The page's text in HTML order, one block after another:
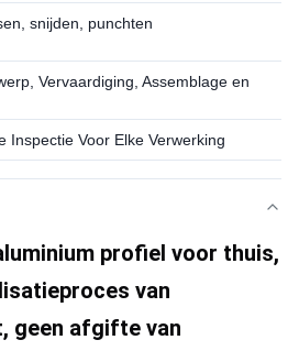
snijden, punchten
Vervaardiging, Assemblage en
Inspectie Voor Elke Verwerking
profiel voor thuis,
van
geen afgifte van